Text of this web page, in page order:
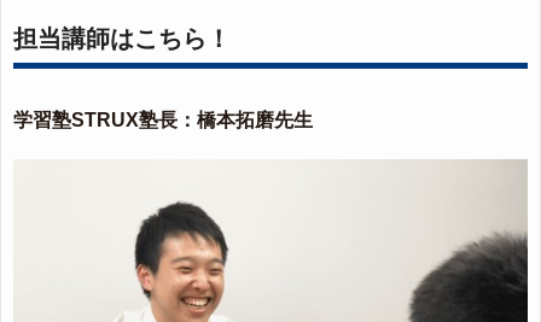
担当講師はこちら！
学習塾STRUX塾長：橋本拓磨先生